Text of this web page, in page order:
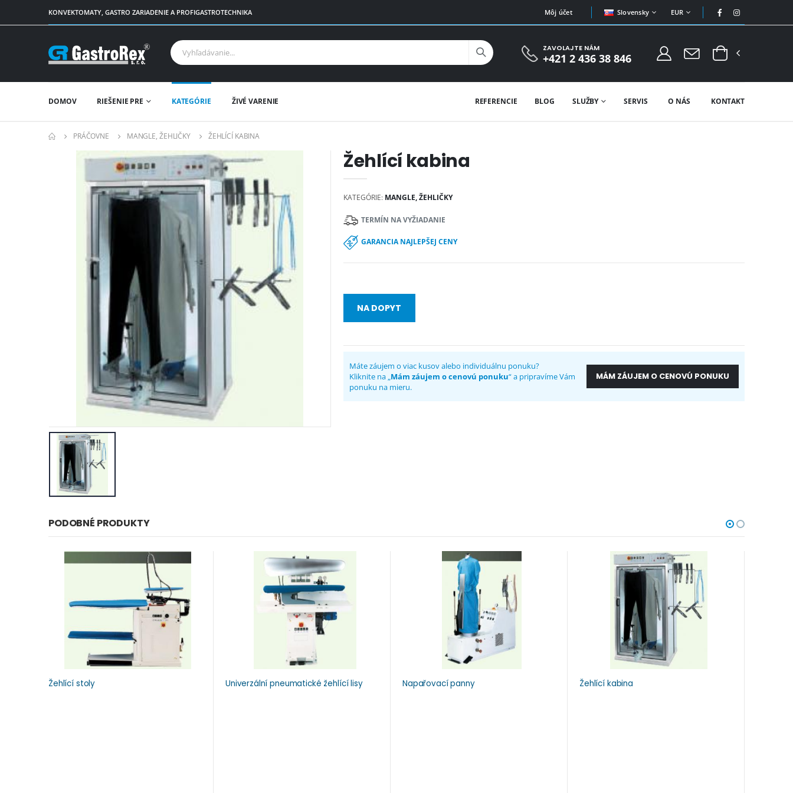
KONVEKTOMATY, GASTRO ZARIADENIE A PROFIGASTROTECHNIKA Môj účet Slovensky EUR
ZAVOLAJTE NÁM
+421 2 436 38 846
DOMOV RIEŠENIE PRE KATEGÓRIE ŽIVÉ VARENIE KONTAKT
O NÁS
SERVIS
SLUŽBY
BLOG
REFERENCIE
PRÁČOVNE MANGLE, ŽEHLIČKY ŽEHLÍCÍ KABINA
Žehlící kabina
KATEGÓRIE: MANGLE, ŽEHLIČKY
TERMÍN NA VYŽIADANIE
GARANCIA NAJLEPŠEJ CENY
NA DOPYT
Máte záujem o viac kusov alebo individuálnu ponuku?
Kliknite na „Mám záujem o cenovú ponuku“ a pripravíme Vám
ponuku na mieru.
MÁM ZÁUJEM O CENOVÚ PONUKU
PODOBNÉ PRODUKTY
Žehlící stoly Univerzální pneumatické žehlící lisy Napařovací panny Žehlící kabina